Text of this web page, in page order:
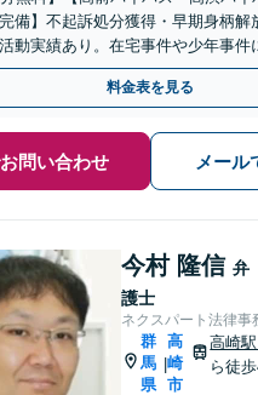
備】不起訴処分獲得・早期身柄解
動実績あり。在宅事件や少年事件
にご相談ください【休日・夜間対
料金表を見る
問い合わせ メール
今村 隆信 弁
護士
ネクスパート法律事
群
馬
県
|
高
崎
市
高崎
ら徒